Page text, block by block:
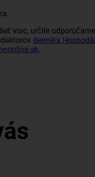
viac, určite odporúčame
denníka